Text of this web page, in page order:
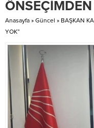
Anasayfa » Güncel » BAŞKAN
YOK”